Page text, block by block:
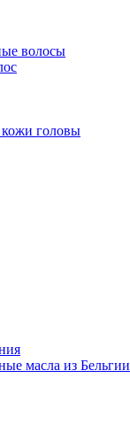
волосы
кожи головы
масла из Бельгии